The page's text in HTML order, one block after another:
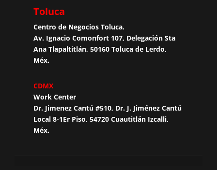
Toluca
Centro de Negocios Toluca.
Av. Ignacio Comonfort 107, Delegación Sta
Ana Tlapaltitlán, 50160 Toluca de Lerdo,
Méx.
CDMX
Work Center
Dr. Jimenez Cantú #510, Dr. J. Jiménez Cantú
Local 8-1Er Piso, 54720 Cuautitlán Izcalli,
Méx.